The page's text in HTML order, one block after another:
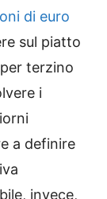
di euro
sul piatto
terzino
i
a definire
invece,